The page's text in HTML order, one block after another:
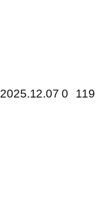
2025.12.07 0 119